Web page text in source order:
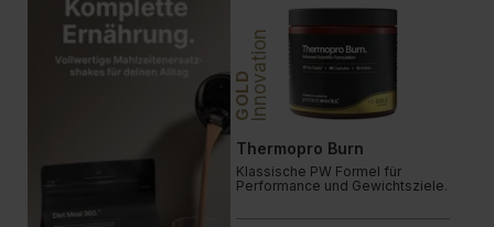
GOLDInnovation
Thermopro Burn
Klassische PW Formel für
Performance und Gewichtsziele.